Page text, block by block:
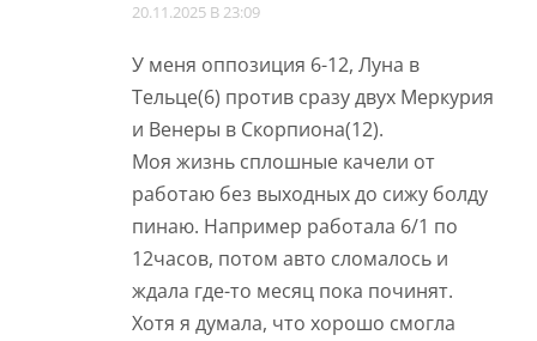
20.11.2025 В 23:09
У меня оппозиция 6-12, Луна в
Тельце(6) против сразу двух Меркурия
и Венеры в Скорпиона(12).
Моя жизнь сплошные качели от
работаю без выходных до сижу болду
пинаю. Например работала 6/1 по
12часов, потом авто сломалось и
ждала где-то месяц пока починят.
Хотя я думала, что хорошо смогла